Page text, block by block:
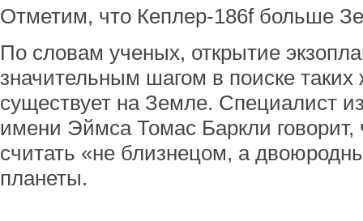
Отметим, что Кеплер-186f больше
По словам ученых, открытие
значительным шагом в поиске
существует на Земле. Специалист
имени Эймса Томас Баркли
считать «не близнецом, а
планеты.